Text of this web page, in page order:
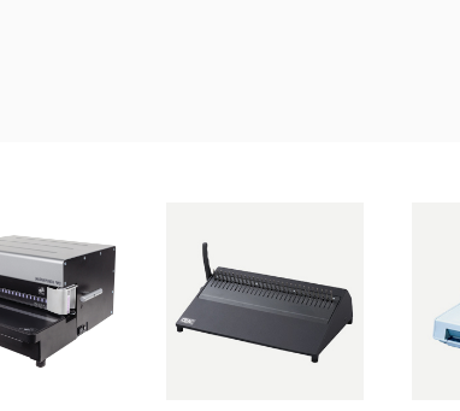
手動バインド
14mmまで コピー用紙最